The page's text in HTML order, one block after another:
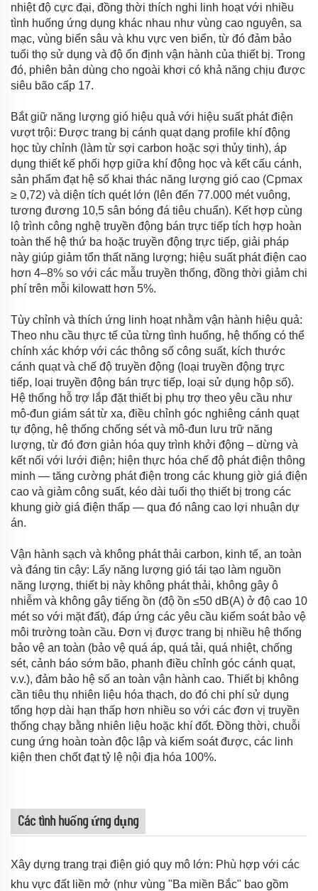
nhiệt độ cực đại, đồng thời thích nghi linh hoạt với nhiều
tình huống ứng dụng khác nhau như vùng cao nguyên, sa
mạc, vùng biển sâu và khu vực ven biển, từ đó đảm bảo
tuổi thọ sử dụng và độ ổn định vận hành của thiết bị. Trong
đó, phiên bản dùng cho ngoài khơi có khả năng chịu được
siêu bão cấp 17.
Bắt giữ năng lượng gió hiệu quả với hiệu suất phát điện
vượt trội: Được trang bị cánh quạt dạng profile khí động
học tùy chỉnh (làm từ sợi carbon hoặc sợi thủy tinh), áp
dụng thiết kế phối hợp giữa khí động học và kết cấu cánh,
sản phẩm đạt hệ số khai thác năng lượng gió cao (Cpmax
≥ 0,72) và diện tích quét lớn (lên đến 77.000 mét vuông,
tương đương 10,5 sân bóng đá tiêu chuẩn). Kết hợp cùng
lộ trình công nghệ truyền động bán trực tiếp tích hợp hoàn
toàn thế hệ thứ ba hoặc truyền động trực tiếp, giải pháp
này giúp giảm tổn thất năng lượng; hiệu suất phát điện cao
hơn 4–8% so với các mẫu truyền thống, đồng thời giảm chi
phí trên mỗi kilowatt hơn 5%.
Tùy chỉnh và thích ứng linh hoạt nhằm vận hành hiệu quả:
Theo nhu cầu thực tế của từng tình huống, hệ thống có thể
chính xác khớp với các thông số công suất, kích thước
cánh quạt và chế độ truyền động (loại truyền động trực
tiếp, loại truyền động bán trực tiếp, loại sử dụng hộp số).
Hệ thống hỗ trợ lắp đặt thiết bị phụ trợ theo yêu cầu như
mô-đun giám sát từ xa, điều chỉnh góc nghiêng cánh quạt
tự động, hệ thống chống sét và mô-đun lưu trữ năng
lượng, từ đó đơn giản hóa quy trình khởi động – dừng và
kết nối với lưới điện; hiện thực hóa chế độ phát điện thông
minh — tăng cường phát điện trong các khung giờ giá điện
cao và giảm công suất, kéo dài tuổi thọ thiết bị trong các
khung giờ giá điện thấp — qua đó nâng cao lợi nhuận dự
án.
Vận hành sạch và không phát thải carbon, kinh tế, an toàn
và đáng tin cậy: Lấy năng lượng gió tái tạo làm nguồn
năng lượng, thiết bị này không phát thải, không gây ô
nhiễm và không gây tiếng ồn (độ ồn ≤50 dB(A) ở độ cao 10
mét so với mặt đất), đáp ứng các yêu cầu kiểm soát bảo vệ
môi trường toàn cầu. Đơn vị được trang bị nhiều hệ thống
bảo vệ an toàn (bảo vệ quá áp, quá tải, quá nhiệt, chống
sét, cảnh báo sớm bão, phanh điều chỉnh góc cánh quạt,
v.v.), đảm bảo hệ số an toàn vận hành cao. Thiết bị không
cần tiêu thụ nhiên liệu hóa thạch, do đó chi phí sử dụng
tổng hợp dài hạn thấp hơn nhiều so với các đơn vị truyền
thống chạy bằng nhiên liệu hoặc khí đốt. Đồng thời, chuỗi
cung ứng hoàn toàn độc lập và kiểm soát được, các linh
kiện then chốt đạt tỷ lệ nội địa hóa 100%.
Các tình huống ứng dụng
Xây dựng trang trại điện gió quy mô lớn: Phù hợp với các
khu vực đất liền mở (như vùng "Ba miền Bắc" bao gồm